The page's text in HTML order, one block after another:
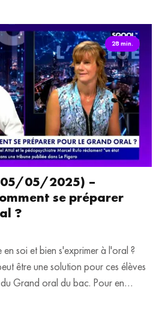
pour en parler.
28 min.
05/2025) –
se préparer
?
soi et bien s'exprimer à l'oral ?
être une solution pour ces élèves
Grand oral du bac. Pour en
Hélène Farret, fondatrice de
100% éducation et recevez
des programmes SQOOL TV en
votre email, vous acceptez de
par courrier électronique et vous
avec le bouton de désinscription qui